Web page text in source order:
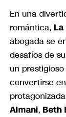
En una
romántica,
abogada se
desafíos de
un
convertirse
Almani, Beth